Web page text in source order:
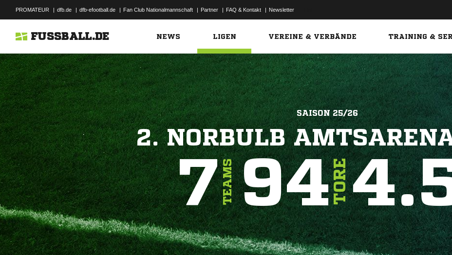
PROMATEUR | dfb.de | dfb-efootball.de | Fan Club Nationalmannschaft | Partner | FAQ & Kontakt | Newsletter
FUSSBALL.DE NEWS LIGEN VEREINE & VERBÄNDE TRAINING &
SAISON 25/26
2. NORBULB
7TEAMS94TORE